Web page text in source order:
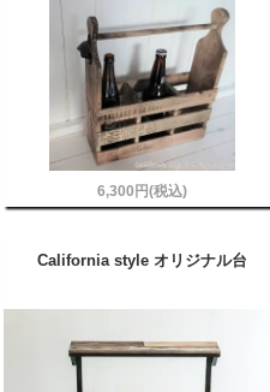
6,300円(税込)
California style オリジナル台